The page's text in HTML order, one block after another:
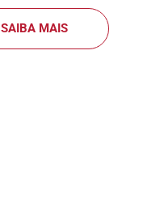
SAIBA MAIS